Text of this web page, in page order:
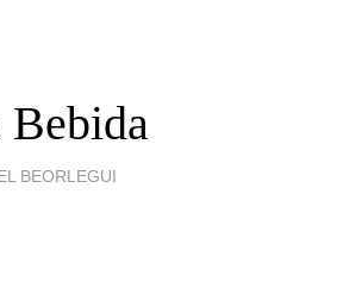
Bebida
BEORLEGUI